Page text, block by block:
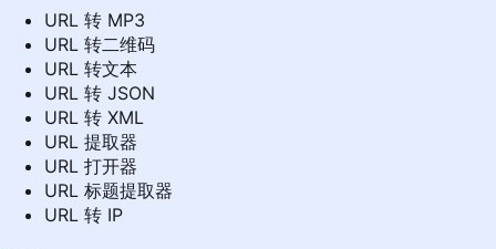
URL 转 MP3
URL 转二维码
URL 转文本
URL 转 JSON
URL 转 XML
URL 提取器
URL 打开器
URL 标题提取器
URL 转 IP